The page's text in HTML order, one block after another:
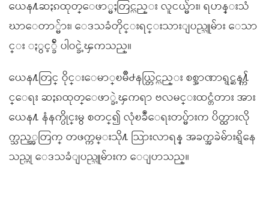
ယေန႔ဆႏၵထုတ္ေဖာ္မႈတြင္လည္း လူငယ္မ်ား၊ ရဟန္းသံ
ဃာေတာ္မ်ား၊ ေဒသခံတိုင္းရင္းသားျပည္သူမ်ား ေသာ
င္း ႏွင့္ခ်ီ ပါဝင္ခဲ့ၾကသည္။
ယေန႔တြင္ ဝိုင္းေမာ္ၿမိဳ႕နယ္တြင္လည္း စစ္အာဏာရွင္ဆန႔္က်
င္ေရး ဆႏၵထုတ္ေဖာ္ခဲ့ၾကရာ ဗလမင္းထင္တံတား အား
ယေန႔ နံနက္ပိုင္းမွ စတင္၍ လုံၿခဳံေရးတပ္မ်ားက ပိတ္ထားလို
က္သည့္အတြက္ တဖက္ကမ္းသို႔ သြားလာရန္ အခက္အခဲမ်ားရွိေန
သည္ဟု ေဒသခံျပည္သူမ်ားက ေျပာသည္။